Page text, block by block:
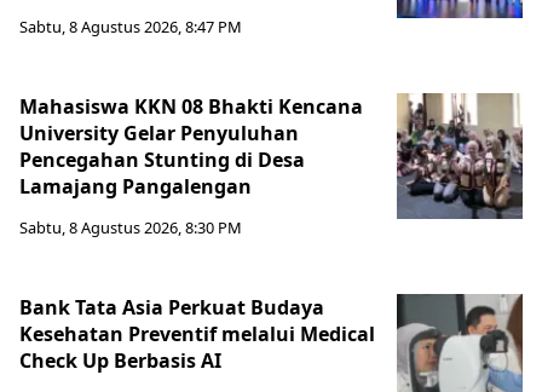
Sabtu, 8 Agustus 2026, 8:47 PM
Mahasiswa KKN 08 Bhakti Kencana
University Gelar Penyuluhan
Pencegahan Stunting di Desa
Lamajang Pangalengan
Sabtu, 8 Agustus 2026, 8:30 PM
Bank Tata Asia Perkuat Budaya
Kesehatan Preventif melalui Medical
Check Up Berbasis AI